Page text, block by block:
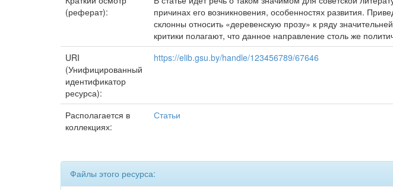
(реферат):
причинах его возникновения, особенностях развития.
склонны относить «деревенскую прозу» к ряду
критики полагают, что данное направление столь же
URI
(Унифицированный
идентификатор
ресурса):
https://elib.gsu.by/handle/123456789/67646
Располагается в
коллекциях:
Статьи
Файлы этого ресурса: